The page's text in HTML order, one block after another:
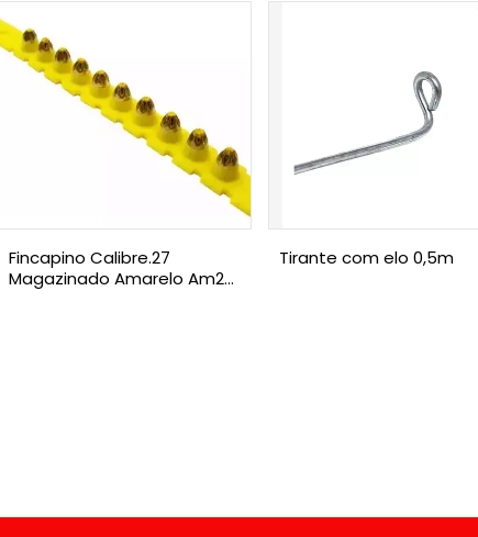
Fincapino Calibre.27
Magazinado Amarelo Am27
Tirante com elo 0,5m